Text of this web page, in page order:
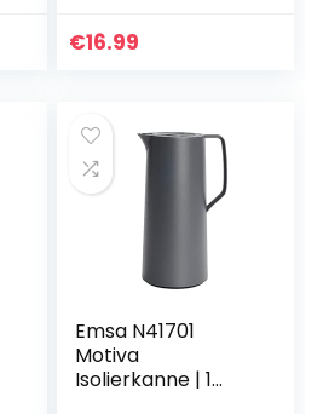
Joghurtbecher, To
€16.99
Emsa N41701
Motiva
Isolierkanne | 1